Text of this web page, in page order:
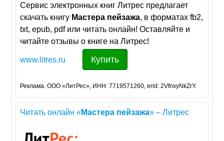
Сервис электронных книг Литрес предлагает
скачать книгу Мастера пейзажа, в форматах fb2,
txt, epub, pdf или читать онлайн! Оставляйте и
читайте отзывы о книге на Литрес!
www.litres.ru Купить
Реклама. ООО «ЛитРес», ИНН: 7719571260, erid: 2VfnxyNkZrY.
Читать онлайн «Мастера пейзажа» – Литрес